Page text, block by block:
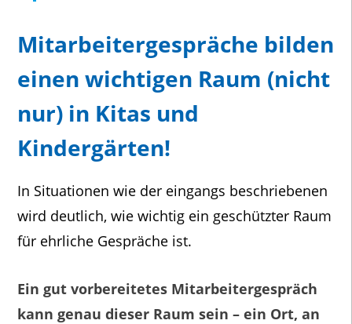
Mitarbeitergespräche bilden
einen wichtigen Raum (nicht
nur) in Kitas und
Kindergärten!
In Situationen wie der eingangs beschriebenen
wird deutlich, wie wichtig ein geschützter Raum
für ehrliche Gespräche ist.
Ein gut vorbereitetes Mitarbeitergespräch
kann genau dieser Raum sein – ein Ort, an